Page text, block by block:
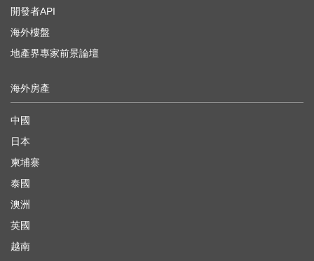
開發者API
海外樓盤
地產界專家前景論壇
海外房產
中國
日本
柬埔寨
泰國
澳洲
英國
越南